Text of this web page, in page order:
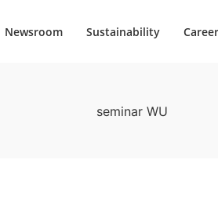
Newsroom Sustainability Career